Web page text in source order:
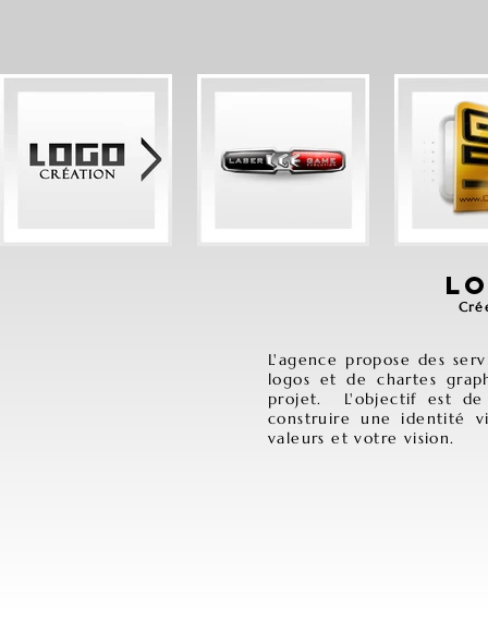
L'agence propose des
logos et de chartes
projet. L'objectif est de
construire une identité
valeurs et votre vision.